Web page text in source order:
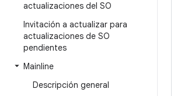
actualizaciones del SO
Invitación a actualizar para
actualizaciones de SO
pendientes
Mainline
Descripción general